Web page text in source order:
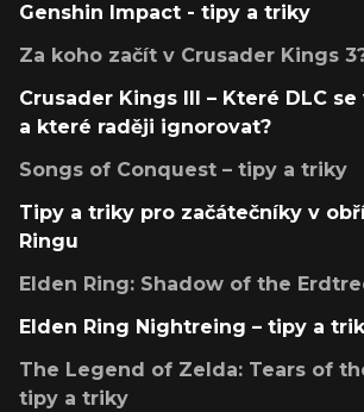
Genshin Impact - tipy a triky
Za koho začít v Crusader Kings
Crusader Kings III – Které DLC
a které raději ignorovat?
Songs of Conquest – tipy a triky
Tipy a triky pro začátečníky v
Ringu
Elden Ring: Shadow of the
Elden Ring Nightreing – tipy a
The Legend of Zelda: Tears of
tipy a triky